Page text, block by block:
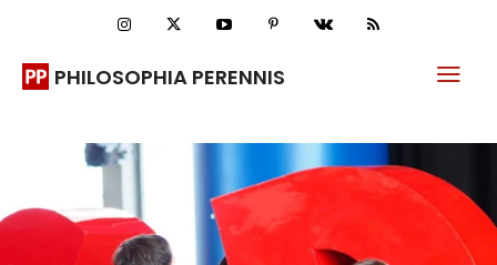
PHILOSOPHIA PERENNIS